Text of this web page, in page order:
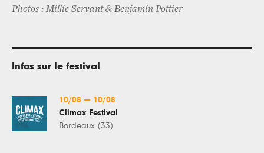
Photos : Millie Servant & Benjamin Pottier
Infos sur le festival
10/08 — 10/08
Climax Festival
Bordeaux (33)